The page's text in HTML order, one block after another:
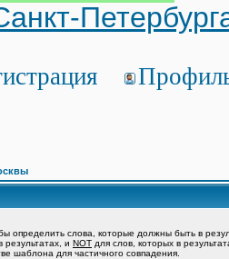
определить слова, которые должны быть в
результатах, и NOT для слов, которых в
шаблона для частичного совпадения.